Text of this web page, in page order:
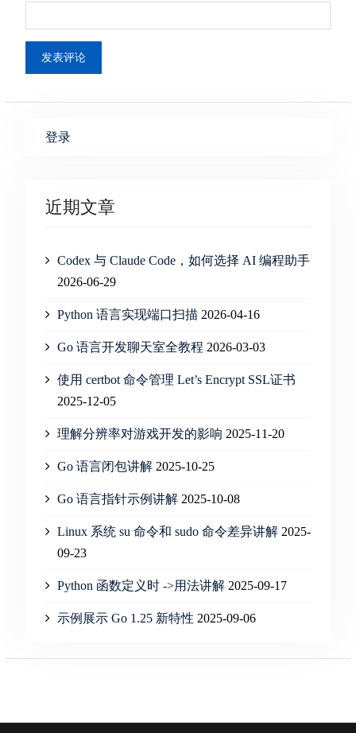
登录
近期文章
Codex 与 Claude Code，如何选择 AI 编程助手
2026-06-29
Python 语言实现端口扫描 2026-04-16
Go 语言开发聊天室全教程 2026-03-03
使用 certbot 命令管理 Let’s Encrypt SSL证书
2025-12-05
理解分辨率对游戏开发的影响 2025-11-20
Go 语言闭包讲解 2025-10-25
Go 语言指针示例讲解 2025-10-08
Linux 系统 su 命令和 sudo 命令差异讲解 2025-
09-23
Python 函数定义时 ->用法讲解 2025-09-17
示例展示 Go 1.25 新特性 2025-09-06